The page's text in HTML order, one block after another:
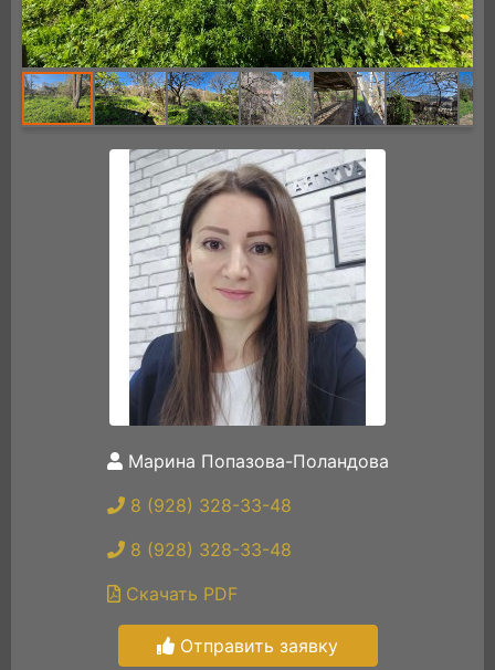
Марина Попазова-Поландова
8 (928) 328-33-48
8 (928) 328-33-48
Скачать PDF
Отправить заявку